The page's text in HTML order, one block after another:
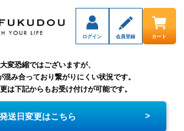
ログイン 会員登録 カート
大変恐縮ではございますが、
混み合っており繋がりにくい状況です。
は下記からもお受け付けが可能です。
発送日変更はこちら >